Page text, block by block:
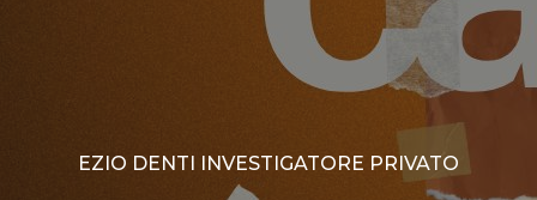
EZIO DENTI INVESTIGATORE PRIVATO